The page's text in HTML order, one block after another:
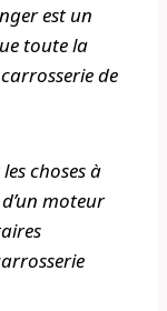
est un
toute la
de
choses à
moteur